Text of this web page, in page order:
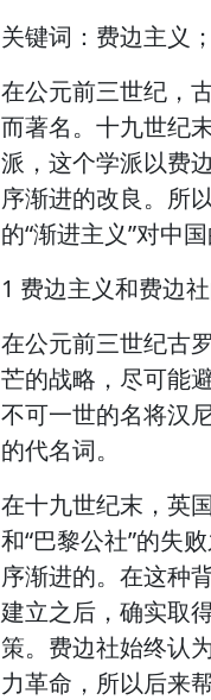
关键词：费边主义
在公元前三世纪，
而著名。十九世纪
派，这个学派以费
序渐进的改良。所
的“渐进主义”对中
1 费边主义和费边
在公元前三世纪古
芒的战略，尽可能
不可一世的名将汉
的代名词。
在十九世纪末，英
和“巴黎公社”的失
序渐进的。在这种
建立之后，确实取
策。费边社始终认
力革命，所以后来